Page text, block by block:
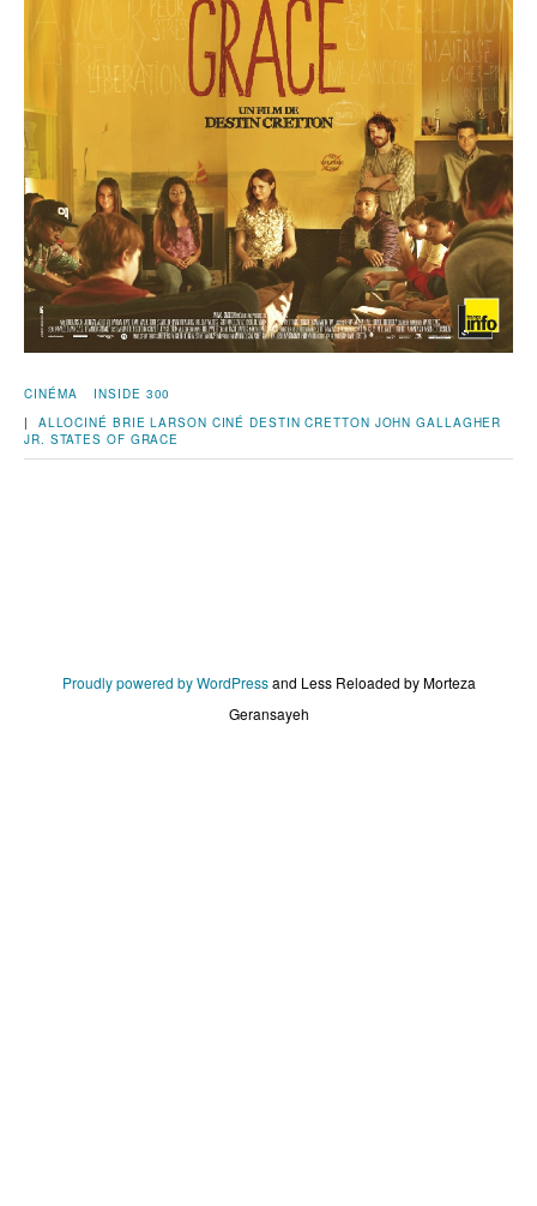
CINÉMA
INSIDE 300
| ALLOCINÉ BRIE LARSON CINÉ DESTIN CRETTON JOHN GALLAGHER
JR.
STATES OF GRACE
Proudly powered by WordPress and Less Reloaded by Morteza
Geransayeh